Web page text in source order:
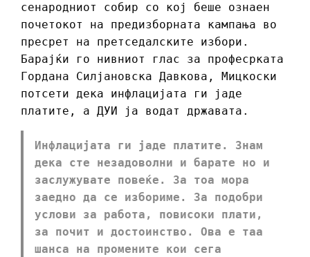
сенародниот собир со кој беше ознаен
почетокот на предизборната кампања во
пресрет на претседалските избори.
Барајќи го нивниот глас за професрката
Гордана Силјановска Давкова, Мицкоски
потсети дека инфлацијата ги јаде
платите, а ДУИ ја водат државата.
Инфлацијата ги јаде платите. Знам
дека сте незадоволни и барате но и
заслужувате повеќе. За тоа мора
заедно да се избориме. За подобри
услови за работа, повисоки плати,
за почит и достоинство. Ова е таа
шанса на промените кои сега